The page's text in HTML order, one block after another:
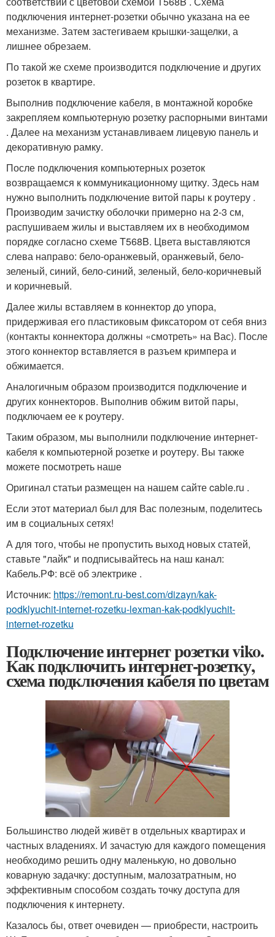
подключения интернет-розетки обычно указана на ее
механизме. Затем застегиваем крышки-защелки, а
лишнее обрезаем.
По такой же схеме производится подключение и других
розеток в квартире.
Выполнив подключение кабеля, в монтажной коробке
закрепляем компьютерную розетку распорными винтами
. Далее на механизм устанавливаем лицевую панель и
декоративную рамку.
После подключения компьютерных розеток
возвращаемся к коммуникационному щитку. Здесь нам
нужно выполнить подключение витой пары к роутеру .
Производим зачистку оболочки примерно на 2-3 см,
распушиваем жилы и выставляем их в необходимом
порядке согласно схеме T568B. Цвета выставляются
слева направо: бело-оранжевый, оранжевый, бело-
зеленый, синий, бело-синий, зеленый, бело-коричневый
и коричневый.
Далее жилы вставляем в коннектор до упора,
придерживая его пластиковым фиксатором от себя вниз
(контакты коннектора должны «смотреть» на Вас). После
этого коннектор вставляется в разъем кримпера и
обжимается.
Аналогичным образом производится подключение и
других коннекторов. Выполнив обжим витой пары,
подключаем ее к роутеру.
Таким образом, мы выполнили подключение интернет-
кабеля к компьютерной розетке и роутеру. Вы также
можете посмотреть наше
Оригинал статьи размещен на нашем сайте cable.ru .
Если этот материал был для Вас полезным, поделитесь
им в социальных сетях!
А для того, чтобы не пропустить выход новых статей,
ставьте "лайк" и подписывайтесь на наш канал:
Кабель.РФ: всё об электрике .
Источник: https://remont.ru-best.com/dizayn/kak-
podklyuchit-internet-rozetku-lexman-kak-podklyuchit-
internet-rozetku
Подключение интернет розетки viko.
Как подключить интернет-розетку,
схема подключения кабеля по цветам
Большинство людей живёт в отдельных квартирах и
частных владениях. И зачастую для каждого помещения
необходимо решить одну маленькую, но довольно
коварную задачку: доступным, малозатратным, но
эффективным способом создать точку доступа для
подключения к интернету.
Казалось бы, ответ очевиден — приобрести, настроить